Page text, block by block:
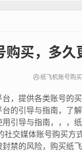
购买，多
纸飞机账号购
，提供各类账号的
的引导与指南，了
引导与指南，，，
交媒体账号购买
禁的风险，购买纸